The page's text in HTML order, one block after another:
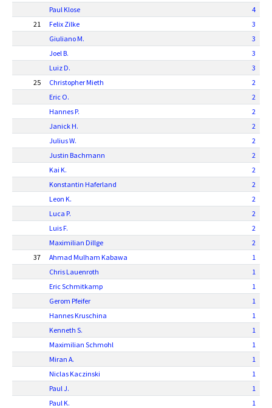
Paul Klose
4
21
Felix Zilke
3
Giuliano M.
3
Joel B.
3
Luiz D.
3
25
Christopher Mieth
2
Eric O.
2
Hannes P.
2
Janick H.
2
Julius W.
2
Justin Bachmann
2
Kai K.
2
Konstantin Haferland
2
Leon K.
2
Luca P.
2
Luis F.
2
Maximilian Dillge
2
37
Ahmad Mulham Kabawa
1
Chris Lauenroth
1
Eric Schmitkamp
1
Gerom Pfeifer
1
Hannes Kruschina
1
Kenneth S.
1
Maximilian Schmohl
1
Miran A.
1
Niclas Kaczinski
1
Paul J.
1
Paul K.
1